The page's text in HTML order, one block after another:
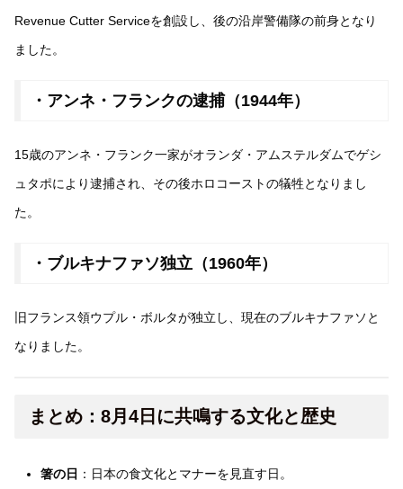
Revenue Cutter Serviceを創設し、後の沿岸警備隊の前身となり
ました。
・アンネ・フランクの逮捕（1944年）
15歳のアンネ・フランク一家がオランダ・アムステルダムでゲシ
ュタポにより逮捕され、その後ホロコーストの犠牲となりまし
た。
・ブルキナファソ独立（1960年）
旧フランス領ウプル・ボルタが独立し、現在のブルキナファソと
なりました。
まとめ：8月4日に共鳴する文化と歴史
箸の日 ：日本の食文化とマナーを見直す日。